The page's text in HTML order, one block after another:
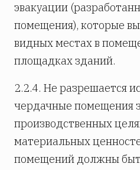
эвакуации
помещения), которые
видных местах в
площадках зданий.
2.2.4. Не разрешается
чердачные помещения
производственных
материальных
помещений должны